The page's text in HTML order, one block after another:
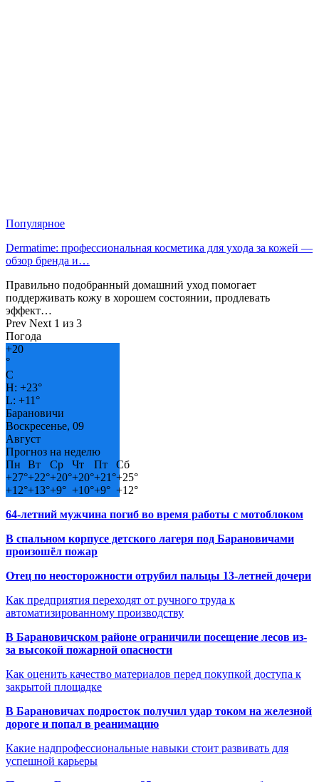
Популярное
Dermatime: профессиональная косметика для ухода за кожей —
обзор бренда и…
Правильно подобранный домашний уход помогает
поддерживать кожу в хорошем состоянии, продлевать
эффект…
Prev Next 1 из 3
Погода
+20
°
C
H: +23°
L: +11°
Барановичи
Воскресенье, 09
Август
Прогноз на неделю
Пн
Вт Ср Чт Пт
Сб
+27°+22°+20°+20°+21°+25°
+12°+13°+9° +10°+9° +12°
64-летний мужчина погиб во время работы с мотоблоком
В спальном корпусе детского лагеря под Барановичами
произошёл пожар
Отец по неосторожности отрубил пальцы 13-летней дочери
Как предприятия переходят от ручного труда к
автоматизированному производству
В Барановичском районе ограничили посещение лесов из-
за высокой пожарной опасности
Как оценить качество материалов перед покупкой доступа к
закрытой площадке
В Барановичах подросток получил удар током на железной
дороге и попал в реанимацию
Какие надпрофессиональные навыки стоит развивать для
успешной карьеры